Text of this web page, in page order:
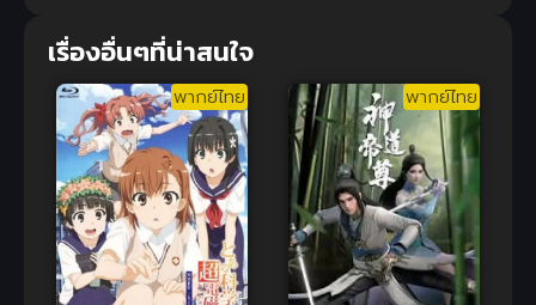
เรื่องอื่นๆที่น่าสนใจ
พากย์ไทย พากย์ไทย